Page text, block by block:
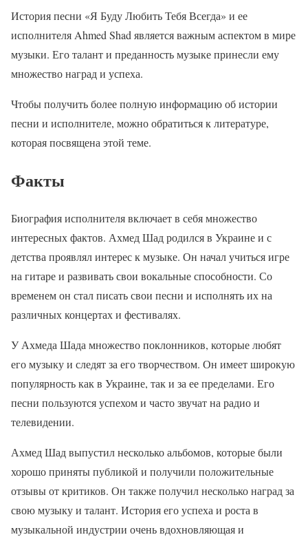
История песни «Я Буду Любить Тебя Всегда» и ее
исполнителя Ahmed Shad является важным аспектом в мире
музыки. Его талант и преданность музыке принесли ему
множество наград и успеха.
Чтобы получить более полную информацию об истории
песни и исполнителе, можно обратиться к литературе,
которая посвящена этой теме.
Факты
Биография исполнителя включает в себя множество
интересных фактов. Ахмед Шад родился в Украине и с
детства проявлял интерес к музыке. Он начал учиться игре
на гитаре и развивать свои вокальные способности. Со
временем он стал писать свои песни и исполнять их на
различных концертах и фестивалях.
У Ахмеда Шада множество поклонников, которые любят
его музыку и следят за его творчеством. Он имеет широкую
популярность как в Украине, так и за ее пределами. Его
песни пользуются успехом и часто звучат на радио и
телевидении.
Ахмед Шад выпустил несколько альбомов, которые были
хорошо приняты публикой и получили положительные
отзывы от критиков. Он также получил несколько наград за
свою музыку и талант. История его успеха и роста в
музыкальной индустрии очень вдохновляющая и